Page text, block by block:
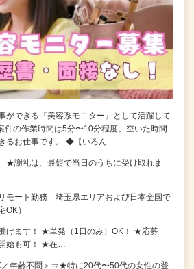
ができる『美容系モニター』として活躍して
件の作業時間は5分〜10分程度。空いた時間
るお仕事です。 ◆【いろん…
謝礼は、最短で当日のうちに受け取れま
モート勤務 埼玉県エリアおよび日本全国で
OK）
けます！ ★単発（1日のみ）OK！ ★応募
始も可！ ★在…
／年齢不問＞⇒★特に20代〜50代の女性の登